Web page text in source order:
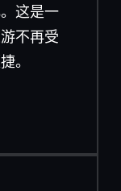
这是一
不再受
。